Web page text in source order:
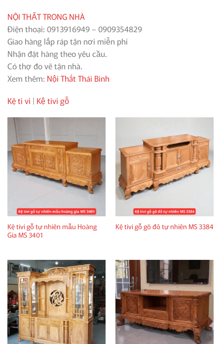
NỘI THẤT TRONG NHÀ
Điện thoại: 0913916949 – 0909354829
Giao hàng lắp ráp tận nơi miễn phí
Nhận đặt hàng theo yêu cầu.
Có thợ đo vẽ tận nhà.
Xem thêm: Nội Thất Thái Bình
Kệ ti vi | Kệ tivi gỗ
Kệ tivi gỗ tự nhiên mẫu Hoàng
Gia MS 3401
Kệ tivi gỗ gõ đỏ tự nhiên MS 3384